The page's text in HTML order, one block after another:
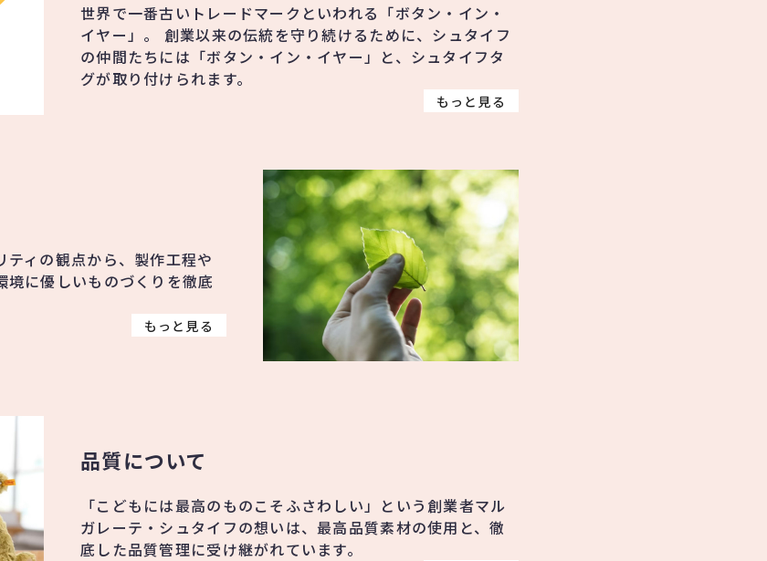
世界で一番古いトレードマークといわれる「ボタン・イン・
イヤー」。 創業以来の伝統を守り続けるために、シュタイフ
の仲間たちには「ボタン・イン・イヤー」と、シュタイフタ
グが取り付けられます。
もっと見る
ィの観点から、製作工程や
に優しいものづくりを徹底
もっと見る
品質について
「こどもには最高のものこそふさわしい」という創業者マル
ガレーテ・シュタイフの想いは、最高品質素材の使用と、徹
底した品質管理に受け継がれています。